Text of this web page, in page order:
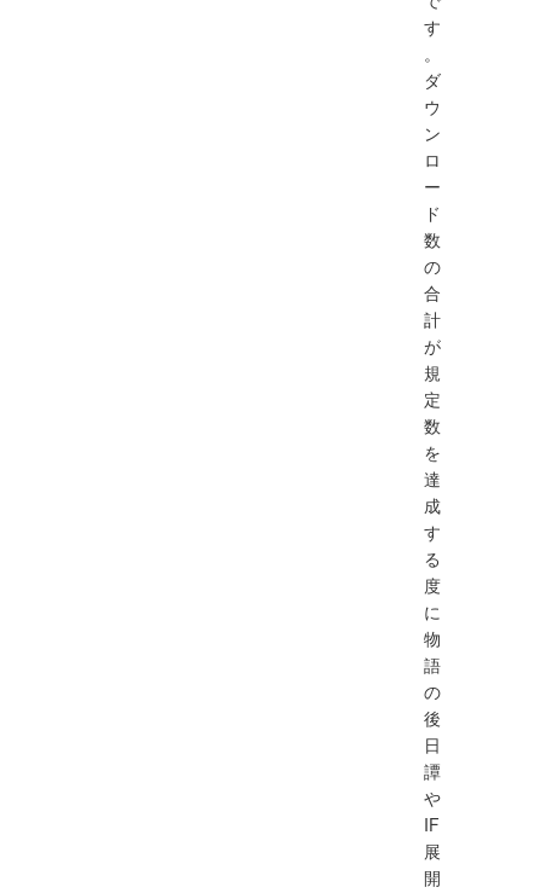
す
。
ダ
ウ
ン
ロ
ー
ド
数
の
合
計
が
規
定
数
を
達
成
す
る
度
に
物
語
の
後
日
譚
や
IF
展
開